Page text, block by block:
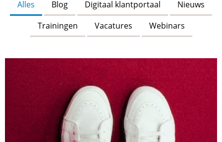
Alles Blog Digitaal klantportaal
Nieuws
Trainingen
Vacatures Webinars